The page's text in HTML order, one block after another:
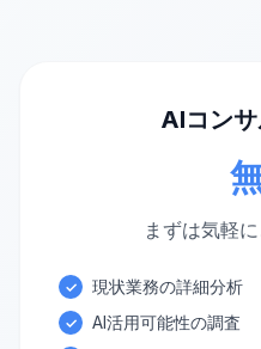
AIコン
まずは気軽
✓ 現状業務の詳細分析
✓ AI活用可能性の調査